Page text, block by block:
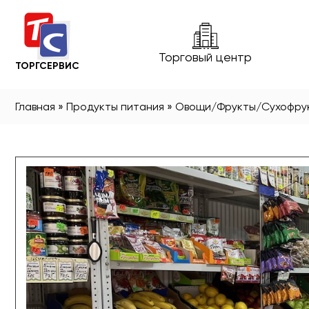
ТОРГСЕРВИС
Торговый центр
Главная » Продукты питания » Овощи/Фрукты/